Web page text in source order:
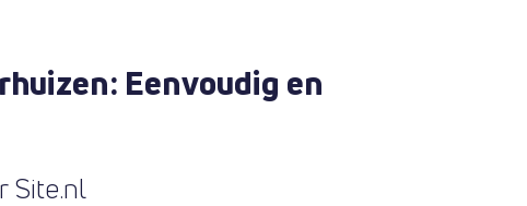
Eenvoudig en
Site.nl